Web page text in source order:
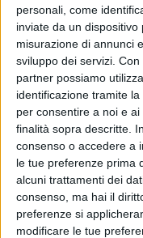
personali, come
inviate da un dispositivo
misurazione di annunci
sviluppo dei servizi. Con
partner possiamo
identificazione tramite
per consentire a noi e
finalità sopra descritte.
consenso o accedere a
le tue preferenze prima
alcuni trattamenti dei
consenso, ma hai il
preferenze si
modificare le tue
VIDEO
Intervista a